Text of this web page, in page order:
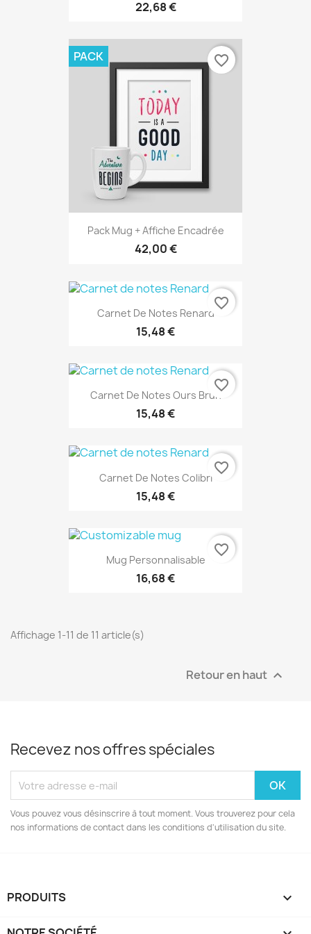
22,68 €
Pack Mug + Affiche Encadrée
42,00 €
PACK favorite_border
Carnet De Notes Renard
15,48 €
favorite_border
Carnet De Notes Ours Brun
15,48 €
favorite_border
Carnet De Notes Colibri
15,48 €
favorite_border
Mug Personnalisable
16,68 €
favorite_border
Affichage 1-11 de 11 article(s)
Retour en haut 
Recevez nos offres spéciales
Vous pouvez vous désinscrire à tout moment. Vous trouverez pour cela
nos informations de contact dans les conditions d'utilisation du site.
PRODUITS 